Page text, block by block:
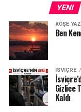
YENI
KÖŞE
Ben
İSVIÇRE
Gizlice
Kaldı